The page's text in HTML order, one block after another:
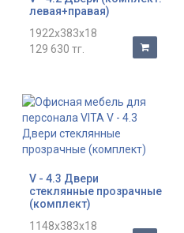
левая+правая)
1922x383x18
129 630 тг.
V - 4.3 Двери
стеклянные прозрачные
(комплект)
1148x383x18